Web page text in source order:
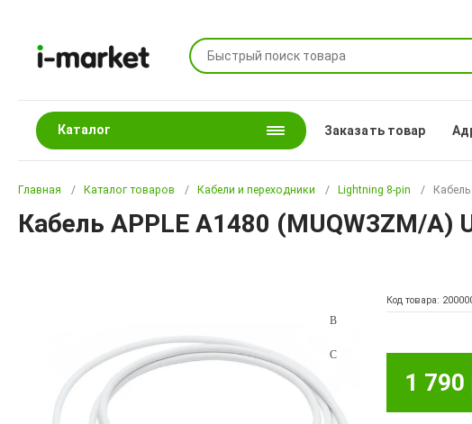
Каталог Заказать товар
Главная Каталог товаров Кабели и переходники Lightning 8-pin
Кабель APPLE A1480 (MUQW3ZM/
Код товара:
1 790